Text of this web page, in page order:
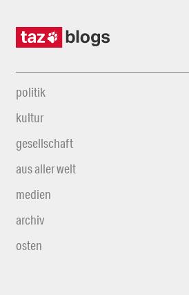
politik
kultur
gesellschaft
aus aller welt
medien
archiv
osten